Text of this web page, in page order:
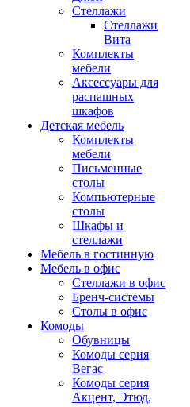
Стеллажи
Стеллажи
Вита
Комплекты
мебели
Аксессуары для
распашных
шкафов
Детская мебель
Комплекты
мебели
Письменные
столы
Компьютерные
столы
Шкафы и
стеллажи
Мебель в гостинную
Мебель в офис
Стеллажи в офис
Бренч-системы
Столы в офис
Комоды
Обувницы
Комоды серия
Вегас
Комоды серия
Акцент, Этюд,